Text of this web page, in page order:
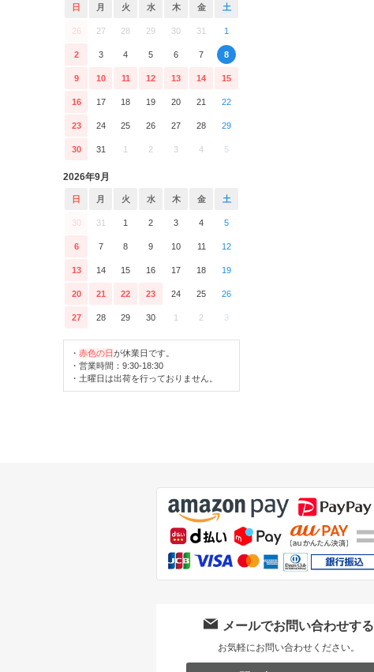
日 月 火 水 木 金 土
26 27 28 29 30 31 1
2 3 4 5 6 7 8
9 10 11 12 13 14 15
16 17 18 19 20 21 22
23 24 25 26 27 28 29
30 31 1 2 3 4 5
2026年9月
日 月 火 水 木 金 土
30 31 1 2 3 4 5
6 7 8 9 10 11 12
13 14 15 16 17 18 19
20 21 22 23 24 25 26
27 28 29 30 1 2 3
・ 赤色の日が休業日です。
・営業時間：9:30-18:30
・土曜日は出荷を行っておりません。
メールでお問い合わせする
お気軽にお問い合わせください。